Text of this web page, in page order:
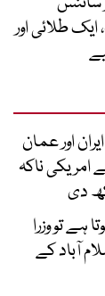
ایک طلائی اور
اور عمان
امریکی ناکہ
دی
ہے تو وزرا
آباد کے